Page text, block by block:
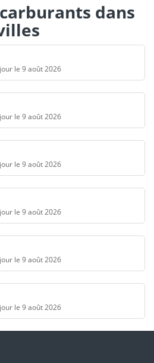
dans
le 9 août 2026
le 9 août 2026
le 9 août 2026
le 9 août 2026
le 9 août 2026
le 9 août 2026